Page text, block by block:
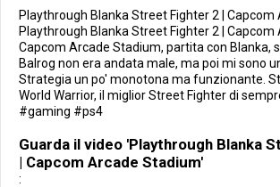
Playthrough Blanka Street Fighter 2 |
Playthrough Blanka Street Fighter 2 |
Capcom Arcade Stadium, partita con Blanka,
Balrog non era andata male, ma poi mi sono
Strategia un po' monotona ma funzionante.
World Warrior, il miglior Street Fighter di
#gaming #ps4
Guarda il video 'Playthrough Blanka
| Capcom Arcade Stadium'
: